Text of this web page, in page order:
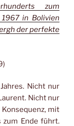
zum
in Bolivien
der perfekte
Nicht nur
Nicht nur
mit
zum Ende führt.